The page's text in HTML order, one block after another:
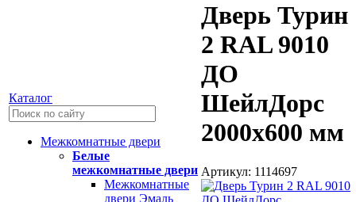
Каталог
Межкомнатные двери
Белые
межкомнатные двери
Межкомнатные
двери Эмаль
Дверь Турин
2 RAL 9010
ДО
ШейлДорс
2000х600 мм
Артикул: 1114697